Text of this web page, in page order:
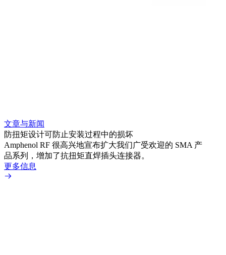
文章与新闻
防扭矩设计可防止安装过程中的损坏
Amphenol RF 很高兴地宣布扩大我们广受欢迎的 SMA 产
品系列，增加了抗扭矩直焊插头连接器。
更多信息